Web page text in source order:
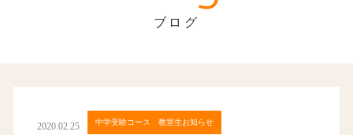
ブログ
2020.02.25 中学受験コース 教室生お知らせ